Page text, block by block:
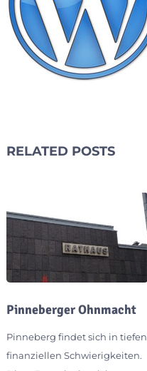
RELATED POSTS
Pinneberger Ohnmacht
Pinneberg findet sich in tiefen
finanziellen Schwierigkeiten.